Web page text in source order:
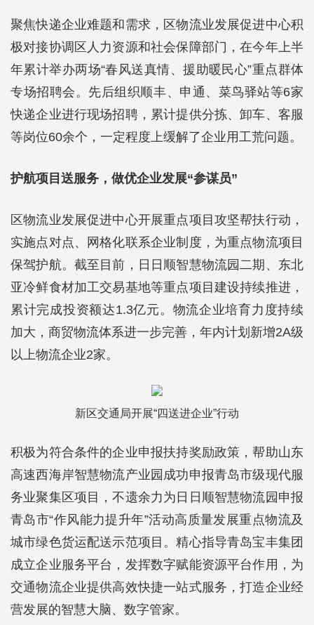
聚焦快递企业难题和需求，区物流业发展促进中心积
极对接协调区人力资源和社会保障部门，在今年上半
年累计举办两场“春风送真情、援助暖民心”重点群体
专场招聘会。先后组织顺丰、申通、菜鸟驿站等6家
快递企业进行现场招聘，累计提供分拣、卸车、客服
等岗位60余个，一定程度上缓解了企业用工荒问题。
护航项目送服务，做优企业发展“参谋员”
区物流业发展促进中心开展重点项目攻坚帮扶行动，
实施点对点、网格化联系企业制度，为重点物流项目
保驾护航。截至目前，日日顺智慧物流园二期、东北
亚冷鲜食材加工交易基地等重点项目建设持续推进，
累计完成投资额达1.3亿元。物流企业培育力度持续
加大，商贸物流体系进一步完善，年内计划新增2A级
以上物流企业2家。
新区交通局开展“四送进企业”行动
积极为符合条件的企业申报扶持奖励政策，帮助山东
高速西海岸智慧物流产业园成功申报青岛市级现代服
务业聚集区项目，不遗余力为日日顺智慧物流园申报
青岛市“作风能力提升年”活动高质量发展重点物流及
城市绿色货运配送示范项目。精心指导青岛宝丰集团
成立企业服务平台，发挥数字赋能资源平台作用，为
交通物流企业提供高效快捷一站式服务，打造企业经
营发展的智慧大脑、数字管家。